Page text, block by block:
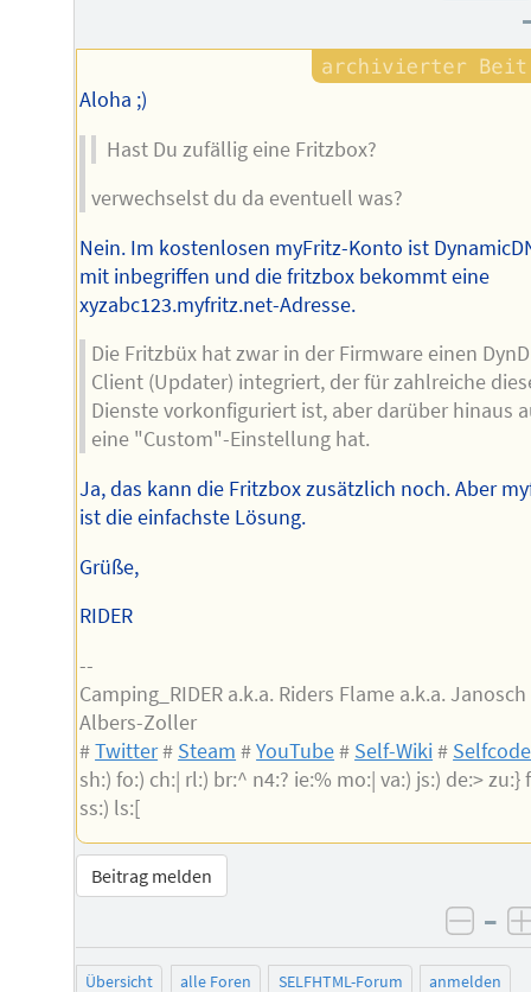
Autors
Aloha ;)
Hast Du zufällig eine Fritzbox?
verwechselst du da eventuell was?
Nein. Im kostenlosen myFritz-Konto ist
mit inbegriffen und die fritzbox bekommt eine
xyzabc123.myfritz.net-Adresse.
Die Fritzbüx hat zwar in der Firmware einen
Client (Updater) integriert, der für zahlreiche
Dienste vorkonfiguriert ist, aber darüber hinaus
eine "Custom"-Einstellung hat.
Ja, das kann die Fritzbox zusätzlich noch. Aber
ist die einfachste Lösung.
Grüße,
RIDER
--
Camping_RIDER a.k.a. Riders Flame a.k.a. Janosch
Albers-Zoller
#Twitter# Steam #YouTube# Self-Wiki# Selfcode
sh:) fo:) ch:| rl:) br:^ n4:? ie:% mo:| va:) js:) de:> zu:}
ss:) ls:[
Beitrag melden
–
Übersicht alle Foren SELFHTML-Forum anmelden